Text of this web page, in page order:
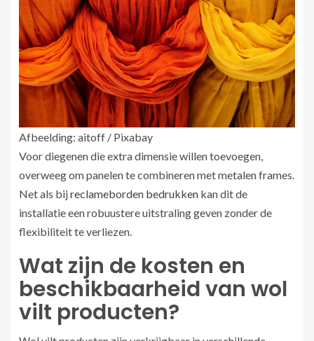
Afbeelding: aitoff / Pixabay
Voor diegenen die extra dimensie willen toevoegen,
overweeg om panelen te combineren met metalen frames.
Net als bijreclameborden bedrukken kan dit de
installatie een robuustere uitstraling geven zonder de
flexibiliteit te verliezen.
Wat zijn de kosten en
beschikbaarheid van wol
vilt producten?